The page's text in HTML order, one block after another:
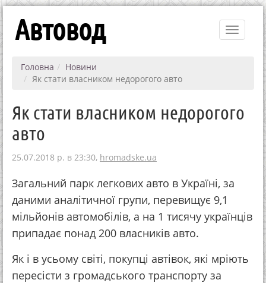
Toggle
Автовод
Головна
Новини
Як стати власником недорогого авто
Як стати власником недорогого
авто
25.07.2018 р. в 23:30, hromadske.ua
Загальний парк легкових авто в Україні, за
даними аналітичної групи, перевищує 9,1
мільйонів автомобілів, а на 1 тисячу українців
припадає понад 200 власників авто.
Як і в усьому світі, покупці автівок, які мріють
пересісти з громадського транспорту за